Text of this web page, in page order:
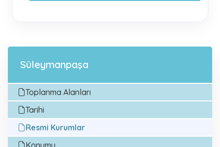
Süleymanpaşa
Toplanma Alanları
Tarihi
Resmi Kurumlar
Konumu